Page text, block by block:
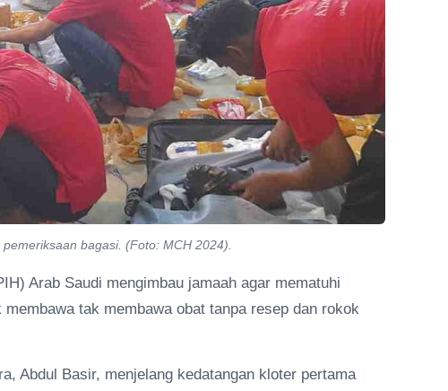
bagasi. (Foto: MCH 2024).
Arab Saudi mengimbau jamaah agar mematuhi
tak membawa obat tanpa resep dan rokok
Abdul Basir, menjelang kedatangan kloter pertama